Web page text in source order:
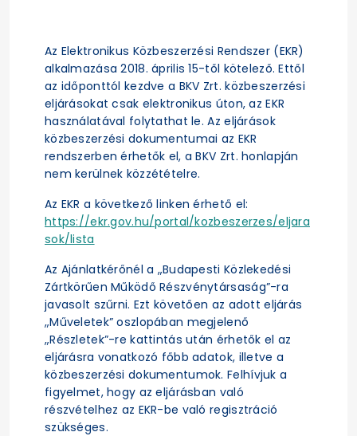
Az Elektronikus Közbeszerzési Rendszer (EKR)
alkalmazása 2018. április 15-től kötelező. Ettől
az időponttól kezdve a BKV Zrt. közbeszerzési
eljárásokat csak elektronikus úton, az EKR
használatával folytathat le. Az eljárások
közbeszerzési dokumentumai az EKR
rendszerben érhetők el, a BKV Zrt. honlapján
nem kerülnek közzétételre.
Az EKR a következő linken érhető el:
https://ekr.gov.hu/portal/kozbeszerzes/eljara
sok/lista
Az Ajánlatkérőnél a „Budapesti Közlekedési
Zártkörűen Működő Részvénytársaság”-ra
javasolt szűrni. Ezt követően az adott eljárás
„Műveletek” oszlopában megjelenő
„Részletek”-re kattintás után érhetők el az
eljárásra vonatkozó főbb adatok, illetve a
közbeszerzési dokumentumok. Felhívjuk a
figyelmet, hogy az eljárásban való
részvételhez az EKR-be való regisztráció
szükséges.